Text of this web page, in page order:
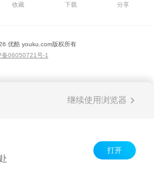
收藏 下载 分享
优酷 youku.com版权所有
备06050721号-1
继续使用浏览器
打开